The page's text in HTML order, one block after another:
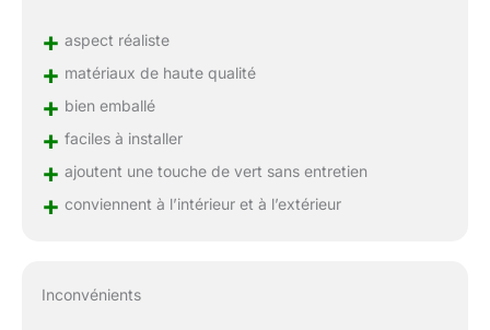
+ aspect réaliste
+ matériaux de haute qualité
+ bien emballé
+ faciles à installer
+ ajoutent une touche de vert sans entretien
+ conviennent à l’intérieur et à l’extérieur
Inconvénients